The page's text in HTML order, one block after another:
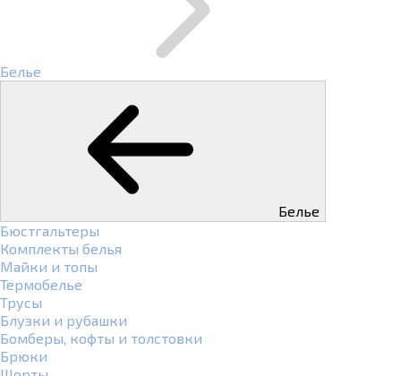
Белье
Белье
Бюстгальтеры
Комплекты белья
Майки и топы
Термобелье
Трусы
Блузки и рубашки
Бомберы, кофты и толстовки
Брюки